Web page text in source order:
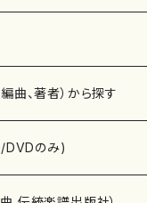
曲、著者）から探す
ゾウ)
DVDのみ)